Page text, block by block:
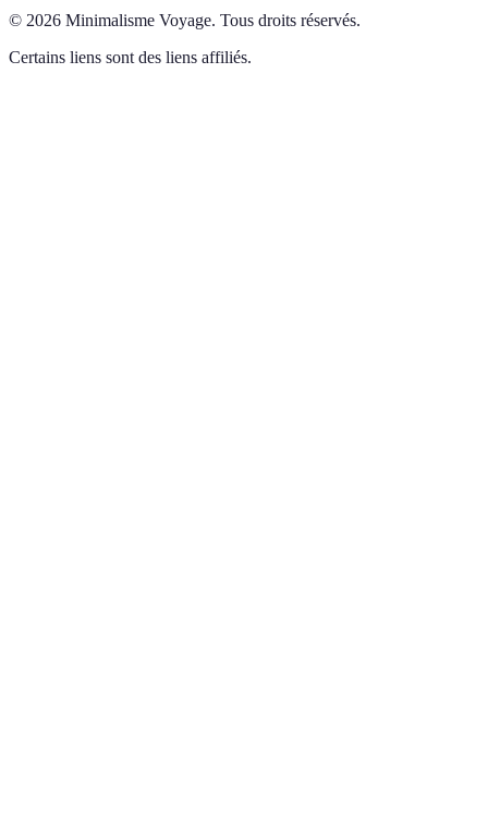
© 2026 Minimalisme Voyage. Tous droits réservés.
Certains liens sont des liens affiliés.